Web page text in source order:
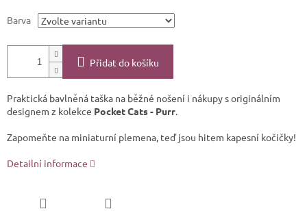
Barva
Přidat do košíku
Praktická bavlněná taška na běžné nošení i nákupy s originálním
designem z kolekce Pocket Cats - Purr.
Zapomeňte na miniaturní plemena, teď jsou hitem kapesní kočičky!
Detailní informace